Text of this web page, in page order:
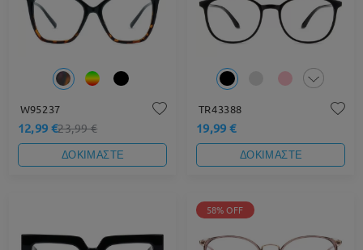
W95237
12,99 €23,99 €
ΔΟΚΙΜΑΣΤΕ
TR43388
19,99 €
ΔΟΚΙΜΑΣΤΕ
58% OFF